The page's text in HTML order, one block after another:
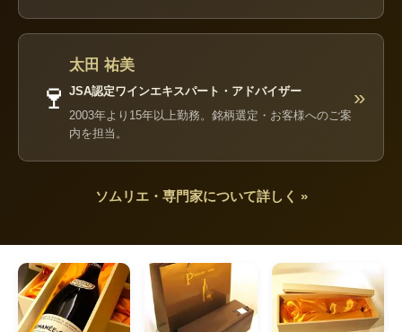
🍷
太田 祐美
JSA認定ワインエキスパート・アドバイザー
2003年より15年以上勤務。銘柄選定・お客様へのご案
内を担当。
»
ソムリエ・専門家について詳しく »